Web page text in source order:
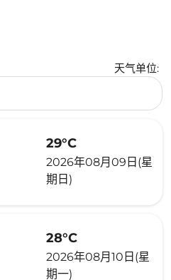
天气单位:
29°C
2026年08月09日(星
期日)
28°C
2026年08月10日(星
期一)